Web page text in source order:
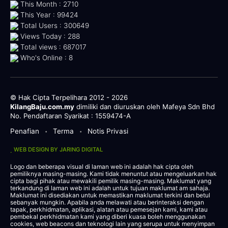
This Month : 2710
This Year : 99424
Total Users : 300649
Views Today : 288
Total views : 687017
Who's Online : 8
© Hak Cipta Terpelihara 2012 - 2026
KilangBaju.com.my dimiliki dan diuruskan oleh Mafeya Sdn Bhd
No. Pendaftaran Syarikat : 1559474-A
Penafian
• Terma • Notis Privasi
WEB DESIGN BY JARING DIGITAL
Logo dan beberapa visual di laman web ini adalah hak cipta oleh
pemiliknya masing-masing. Kami tidak menuntut atau mengeluarkan hak
cipta bagi pihak atau mewakili pemilik masing-masing. Maklumat yang
terkandung di laman web ini adalah untuk tujuan maklumat am sahaja.
Maklumat ini disediakan untuk memastikan maklumat terkini dan betul
sebanyak mungkin. Apabila anda melawati atau berinteraksi dengan
tapak, perkhidmatan, aplikasi, alatan atau pemesejan kami, kami atau
pembekal perkhidmatan kami yang diberi kuasa boleh menggunakan
cookies, web beacons dan teknologi lain yang serupa untuk menyimpan